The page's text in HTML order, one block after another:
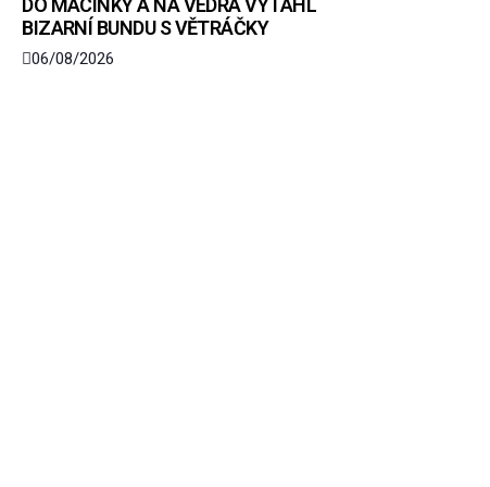
DO MACINKY A NA VEDRA VYTÁHL
BIZARNÍ BUNDU S VĚTRÁČKY
06/08/2026